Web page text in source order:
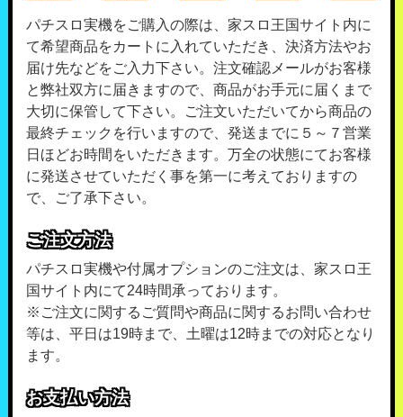
パチスロ実機をご購入の際は、家スロ王国サイト内に
て希望商品をカートに入れていただき、決済方法やお
届け先などをご入力下さい。注文確認メールがお客様
と弊社双方に届きますので、商品がお手元に届くまで
大切に保管して下さい。ご注文いただいてから商品の
最終チェックを行いますので、発送までに５～７営業
日ほどお時間をいただきます。万全の状態にてお客様
に発送させていただく事を第一に考えておりますの
で、ご了承下さい。
ご注文方法
パチスロ実機や付属オプションのご注文は、家スロ王
国サイト内にて24時間承っております。
※ご注文に関するご質問や商品に関するお問い合わせ
等は、平日は19時まで、土曜は12時までの対応となり
ます。
お支払い方法